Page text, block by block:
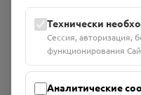
ИНН: 6700029207 ОГРН:
Юридический адрес:
Руднянский, г. Рудня,
Номер счёта:
Кор. счёт:
Технически
Сессия, авторизация,
функционирования
Аналитические